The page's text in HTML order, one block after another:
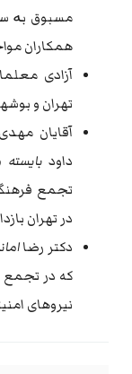
مسبوق بە
همکاران
آزادی
تهران و
آقایان
داود
تجمع
در تهران
دکتر رضا
نیروهای